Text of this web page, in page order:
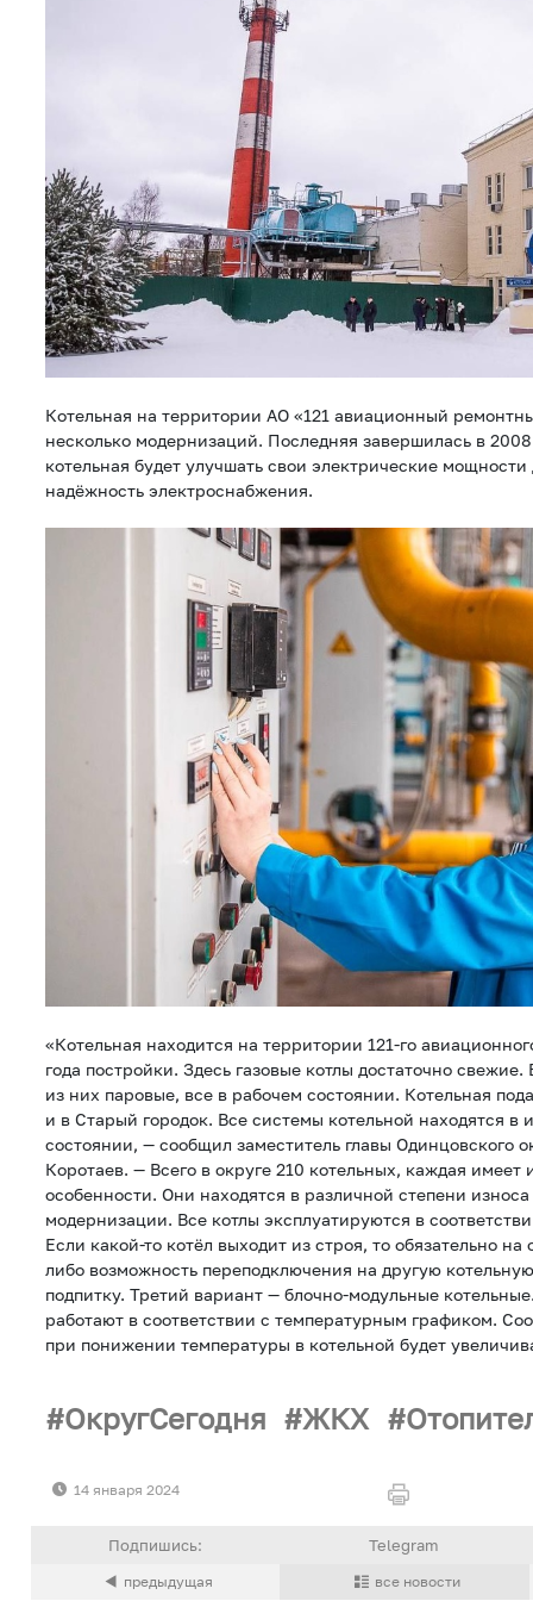
Котельная на территории АО «121 авиационный
несколько модернизаций. Последняя завершилась в
котельная будет улучшать свои электрические мощности
надёжность электроснабжения.
«Котельная находится на территории 121-го
года постройки. Здесь газовые котлы достаточно свежие.
из них паровые, все в рабочем состоянии. Котельная
и в Старый городок. Все системы котельной находятся в
состоянии, — сообщил заместитель главы Одинцовского
Коротаев. — Всего в округе 210 котельных, каждая имеет
особенности. Они находятся в различной степени
модернизации. Все котлы эксплуатируются в
Если какой-то котёл выходит из строя, то обязательно на
либо возможность переподключения на другую
подпитку. Третий вариант — блочно-модульные
работают в соответствии с температурным графиком.
при понижении температуры в котельной будет
ОкругСегодня ЖКХ
14 января 2024